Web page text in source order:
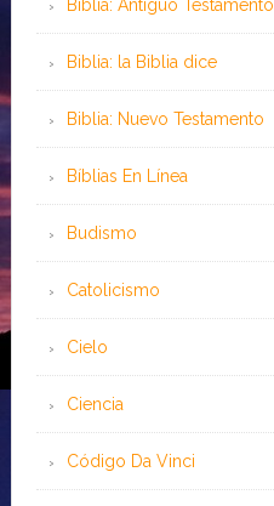
Biblia: Antiguo Testamento
Biblia: la Biblia dice
Biblia: Nuevo Testamento
Bíblias En Línea
Budismo
Catolicismo
Cielo
Ciencia
Código Da Vinci